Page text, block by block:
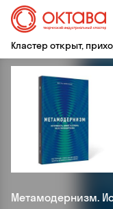
Кластер открыт,
Метамодернизм.